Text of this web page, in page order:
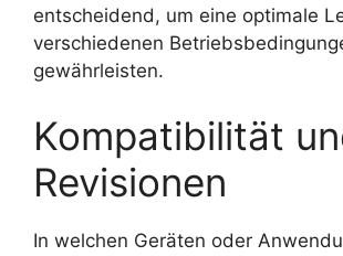
entscheidend, um eine optimale
verschiedenen
gewährleisten.
Kompatibilität
Revisionen
In welchen Geräten oder